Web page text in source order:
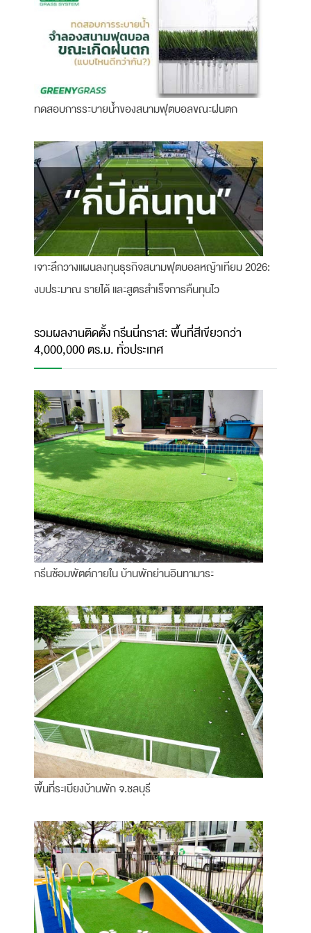
ทดสอบการระบายน้ำของสนามฟุตบอลขณะฝนตก
เจาะลึกวางแผนลงทุนธุรกิจสนามฟุตบอลหญ้าเทียม 2026:
งบประมาณ รายได้ และสูตรสำเร็จการคืนทุนไว
รวมผลงานติดตั้ง กรีนนี่กราส: พื้นที่สีเขียวกว่า
4,000,000 ตร.ม. ทั่วประเทศ
กรีนซ้อมพัตต์ภายใน บ้านพักย่านอินทามาระ
พื้นที่ระเบียงบ้านพัก จ.ชลบุรี